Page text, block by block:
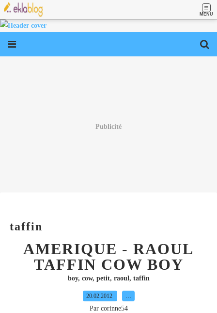
MENU
Publicité
taffin
AMERIQUE - RAOUL
TAFFIN COW BOY
boy, cow, petit, raoul, taffin
20.02.2012 …
Par corinne54